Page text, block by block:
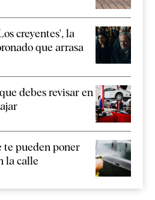
creyentes', la
que arrasa
debes revisar en
te pueden poner
la calle